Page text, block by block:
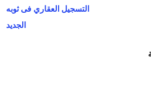
التسجيل العقاري فى ثوبه
الجديد